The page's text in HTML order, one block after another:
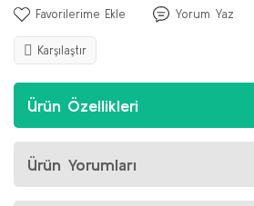
Yorum Yaz
Karşılaştır
Ürün Özellikleri
Ürün Yorumları